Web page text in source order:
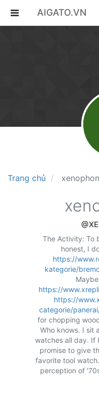
AIGATO.VN
Trang chủ
The Activity: To
honest, I
https://
kategorie/
https://
https://
categorie/
for chopping
Who knows. I sit
watches all day. If
promise to give
favorite tool
perception of